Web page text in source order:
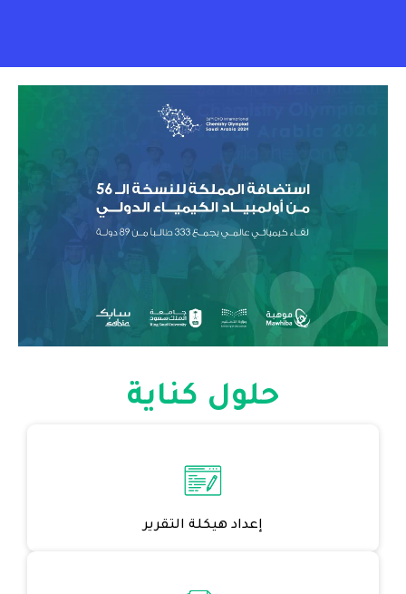
حلول كناية
إعداد هيكلة التقرير